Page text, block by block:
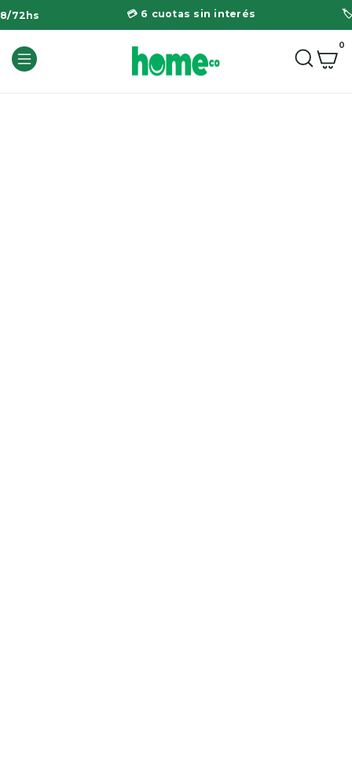
72hs 💳 6 cuotas sin interés 🏷️
0